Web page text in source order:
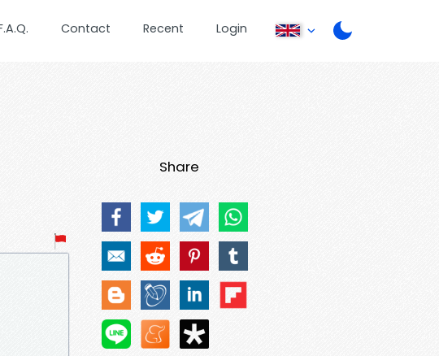
Contact Recent Login
Share